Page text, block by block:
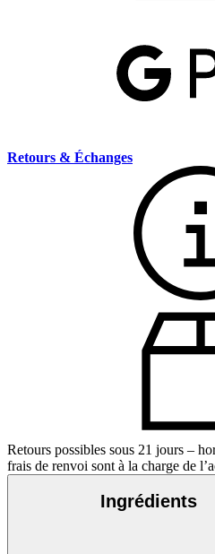
Retours & Échanges
Retours possibles sous 21 jours –
frais de renvoi sont à la charge de
Ingrédients